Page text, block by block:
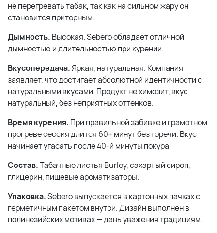
не перегревать табак, так как на сильном жару он
становится приторным.
Дымность. Высокая. Sebero обладает отличной
дымностью и длительностью при курении.
Вкусопередача.Яркая, натуральная. Компания
заявляет, что достигает абсолютной идентичности с
натуральными вкусами. Продукт не химозит, вкус
натуральный, без неприятных оттенков.
Время курения. При правильной забивке и грамотном
прогреве сессия длится 60+ минут без горечи. Вкус
начинает угасать после 40-й минуты покура.
Состав.Табачные листья Burley, сахарный сироп,
глицерин, пищевые ароматизаторы.
Упаковка.Sebero выпускается в картонных пачках с
герметичным пакетом внутри. Дизайн выполнен в
полинезийских мотивах — дань уважения традициям.